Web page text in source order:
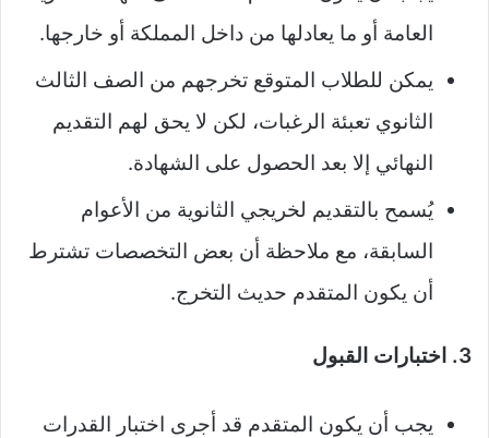
العامة أو ما يعادلها من داخل المملكة أو خارجها.
يمكن للطلاب المتوقع تخرجهم من الصف الثالث
الثانوي تعبئة الرغبات، لكن لا يحق لهم التقديم
النهائي إلا بعد الحصول على الشهادة.
يُسمح بالتقديم لخريجي الثانوية من الأعوام
السابقة، مع ملاحظة أن بعض التخصصات تشترط
أن يكون المتقدم حديث التخرج.
3. اختبارات القبول
يجب أن يكون المتقدم قد أجرى اختبار القدرات